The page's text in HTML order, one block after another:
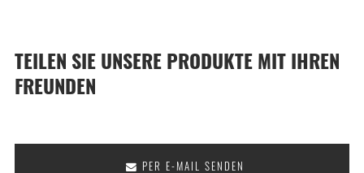
TEILEN SIE UNSERE PRODUKTE MIT IHREN
FREUNDEN
PER E-MAIL SENDEN